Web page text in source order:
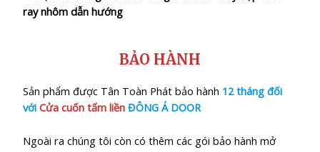
ray nhôm dẫn hướng
BẢO HÀNH
Sản phẩm được Tân Toàn Phát bảo hành 12 tháng đối
vớiCửa cuốn tấm liền ĐÔNG Á DOOR
Ngoài ra chúng tôi còn có thêm các gói bảo hành mở